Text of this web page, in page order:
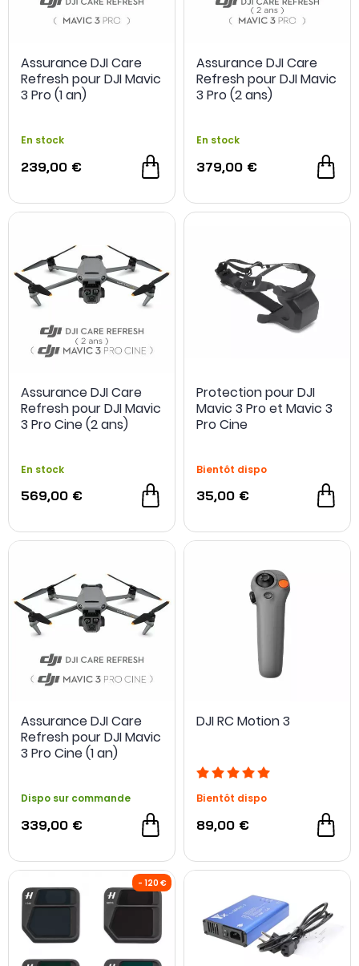
Assurance DJI Care
Refresh pour DJI Mavic
3 Pro (1 an)
En stock
239,00 €
Assurance DJI Care
Refresh pour DJI Mavic
3 Pro (2 ans)
En stock
379,00 €
Assurance DJI Care
Refresh pour DJI Mavic
3 Pro Cine (2 ans)
En stock
569,00 €
Protection pour DJI
Mavic 3 Pro et Mavic 3
Pro Cine
Bientôt dispo
35,00 €
Assurance DJI Care
Refresh pour DJI Mavic
3 Pro Cine (1 an)
Dispo sur commande
339,00 €
DJI RC Motion 3
Bientôt dispo
89,00 €